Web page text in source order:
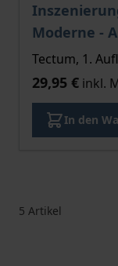
Moderne -
Tectum, 1.
29,95 € inkl.
In den
5 Artikel